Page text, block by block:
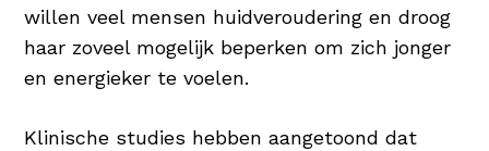
willen veel mensen huidveroudering en droog
haar zoveel mogelijk beperken om zich jonger
en energieker te voelen.
Klinische studies hebben aangetoond dat